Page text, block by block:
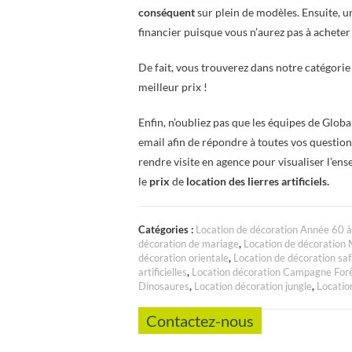
conséquentsur plein de modèles. Ensuite,
financier puisque vous n’aurez pas à
De fait, vous trouverez dans notre
meilleur prix !
Enfin, n’oubliez pas que les équipes de
email afin de répondre à toutes vos
rendre visite en agence pour visualiser
le prix de location des lierres artificiels.
Catégories : Location de décoration Année 60
décoration de mariage, Location de décoration
décoration orientale, Location de décoration
artificielles, Location décoration Campagne
Dinosaures, Location décoration jungle,
Contactez-nous